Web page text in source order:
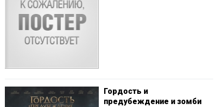
Гордость и
предубеждение и зомби